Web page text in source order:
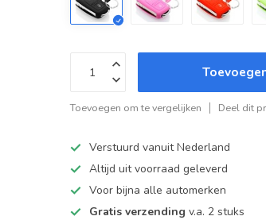
Toevoegen om te vergelijken Deel dit
Verstuurd vanuit Nederland
Altijd uit voorraad geleverd
Voor bijna alle automerken
Gratis verzending v.a. 2 stuks